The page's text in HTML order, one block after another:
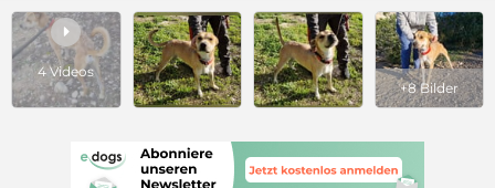

4 Videos
+8 Bilder